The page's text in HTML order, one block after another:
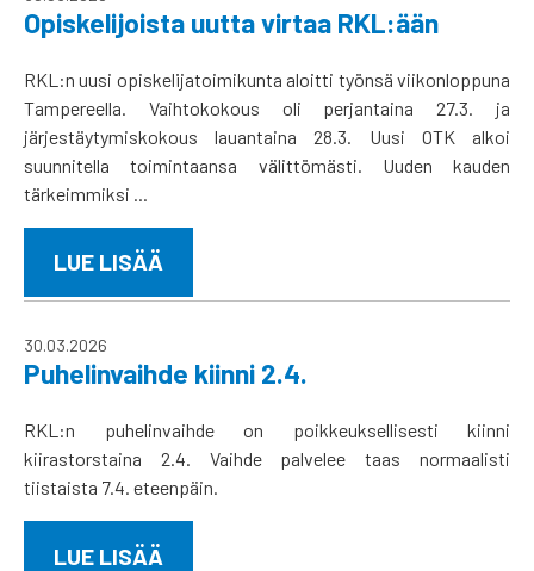
Opiskelijoista uutta virtaa RKL:ään
RKL:n uusi opiskelijatoimikunta aloitti työnsä viikonloppuna
Tampereella. Vaihtokokous oli perjantaina 27.3. ja
järjestäytymiskokous lauantaina 28.3. Uusi OTK alkoi
suunnitella toimintaansa välittömästi. Uuden kauden
tärkeimmiksi ...
LUE LISÄÄ
30.03.2026
Puhelinvaihde kiinni 2.4.
RKL:n puhelinvaihde on poikkeuksellisesti kiinni
kiirastorstaina 2.4. Vaihde palvelee taas normaalisti
tiistaista 7.4. eteenpäin.
LUE LISÄÄ